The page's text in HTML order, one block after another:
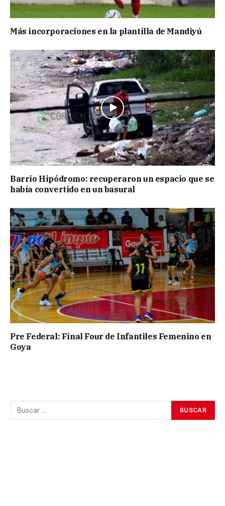
Más incorporaciones en la plantilla de Mandiyú
Barrio Hipódromo: recuperaron un espacio que se
había convertido en un basural
Pre Federal: Final Four de Infantiles Femenino en
Goya